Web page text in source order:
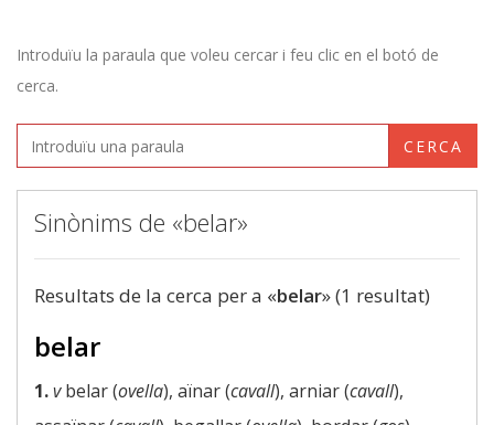
Introduïu la paraula que voleu cercar i feu clic en el botó de
cerca.
CERCA
Sinònims de «belar»
Resultats de la cerca per a «belar» (1 resultat)
belar
1.vbelar (ovella), aïnar (cavall), arniar (cavall),